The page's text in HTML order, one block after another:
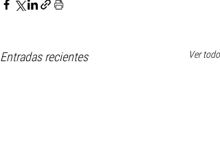
Entradas recientes Ver todo